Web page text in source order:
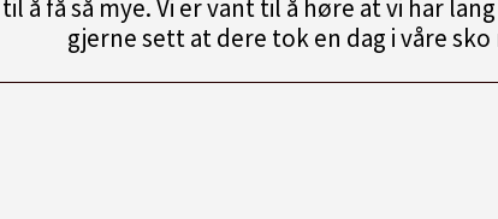
å få så mye. Vi er vant til å høre at vi har
gjerne sett at dere tok en dag i våre sko